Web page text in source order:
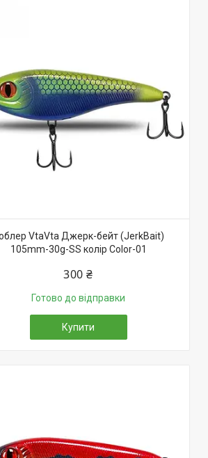
VtaVta Джерк-бейт (JerkBait)
105mm-30g-SS колір Color-01
300 ₴
Готово до відправки
Купити